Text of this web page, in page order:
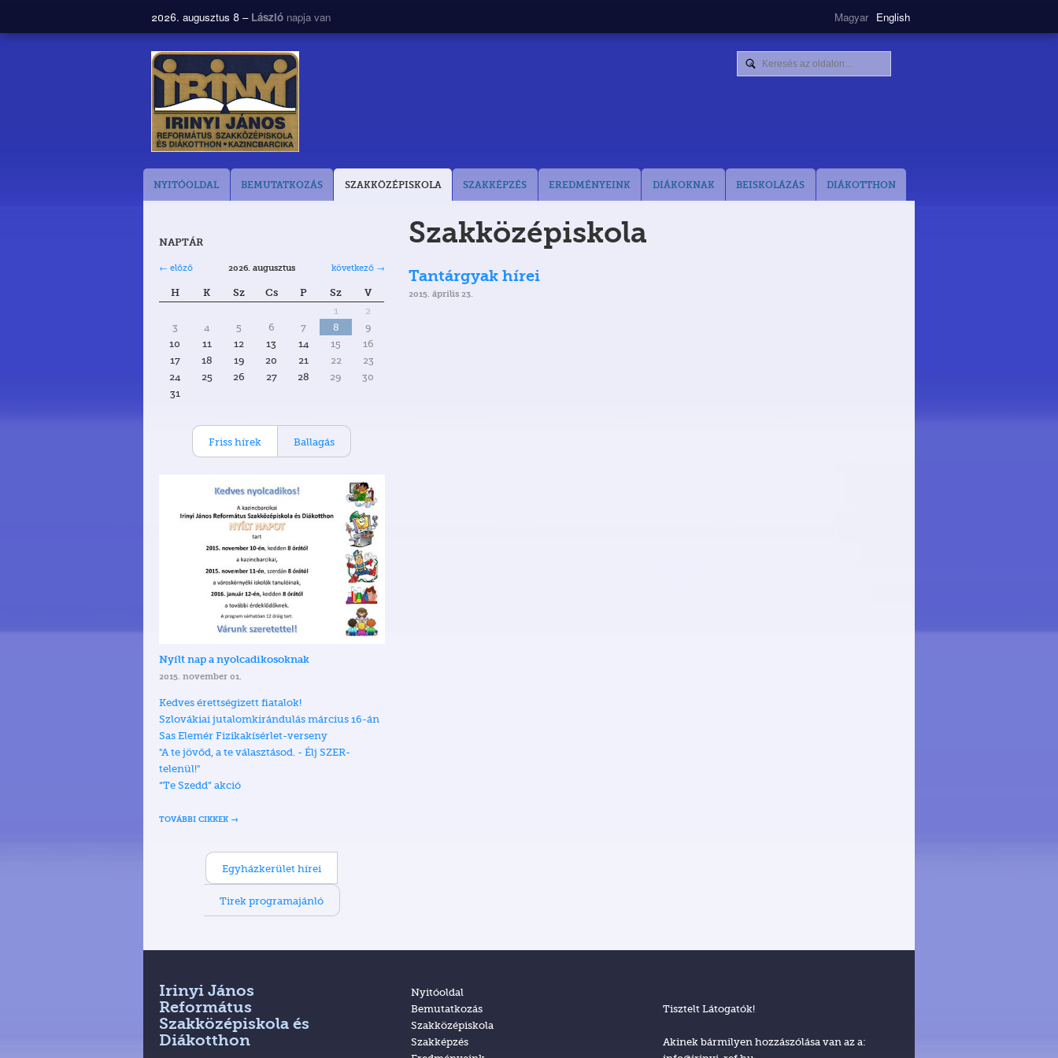
Magyar English
2026. augusztus 8 – László napja van
NYITÓOLDAL BEMUTATKOZÁS SZAKKÖZÉPISKOLA SZAKKÉPZÉS EREDMÉNYEINK DIÁKOKNAK BEISKOLÁZÁS DIÁKOTTHON
NAPTÁR
következő →
← előző 2026. augusztus
H K Sz Cs P Sz V
1
2
3
4 5 6 7 8
9
10
11 12 13 14 15
16
17
18 19 20 21 22
23
24
25 26 27 28 29
30
31
Friss hírek Ballagás
Nyílt nap a nyolcadikosoknak
2015. november 01.
Kedves érettségizett fiatalok!
Szlovákiai jutalomkirándulás március 16-án
Sas Elemér Fizikakísérlet-verseny
"A te jövőd, a te választásod. - Élj SZER-
telenül!"
“Te Szedd” akció
TOVÁBBI CIKKEK
Egyházkerület hírei
Tirek programajánló
Szakközépiskola
Tantárgyak hírei
2015. április 23.
Irinyi János
Református
Szakközépiskola és
Diákotthon
Nyitóoldal
Bemutatkozás
Szakközépiskola
Szakképzés
Tisztelt Látogatók!
Akinek bármilyen hozzászólása van az a: